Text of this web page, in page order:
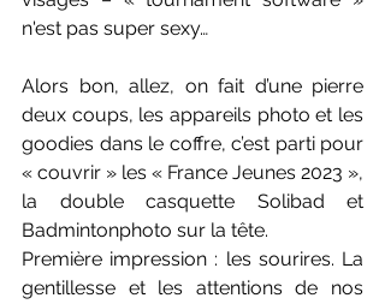
n'est pas super sexy…
Alors bon, allez, on fait d’une pierre
deux coups, les appareils photo et les
goodies dans le coffre, c’est parti pour
« couvrir » les « France Jeunes 2023 »,
la double casquette Solibad et
Badmintonphoto sur la tête.
Première impression : les sourires. La
gentillesse et les attentions de nos